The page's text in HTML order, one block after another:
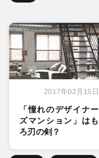
2017年02月15日
「憧れのデザイナー
ズマンション」はも
ろ刃の剣？